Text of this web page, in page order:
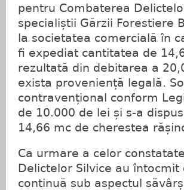
pentru Combaterea
specialiștii Gărzii Forestiere
la societatea comercială în
fi expediat cantitatea de
rezultată din debitarea a
exista proveniență legală.
contravențional conform
de 10.000 de lei și s-a
14,66 mc de cherestea
Ca urmare a celor
Delictelor Silvice au
continuă sub aspectul